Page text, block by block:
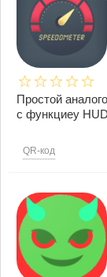
Простой
с функциеу HUD
QR-код